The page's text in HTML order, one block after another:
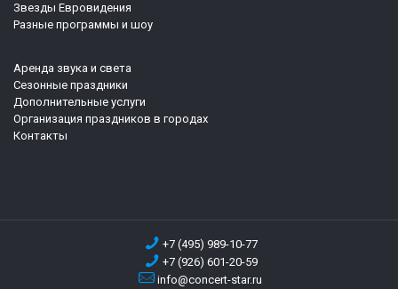
Звезды Евровидения
Разные программы и шоу
Аренда звука и света
Сезонные праздники
Дополнительные услуги
Организация праздников в городах
Контакты
+7 (495) 989-10-77
+7 (926) 601-20-59
info@concert-star.ru